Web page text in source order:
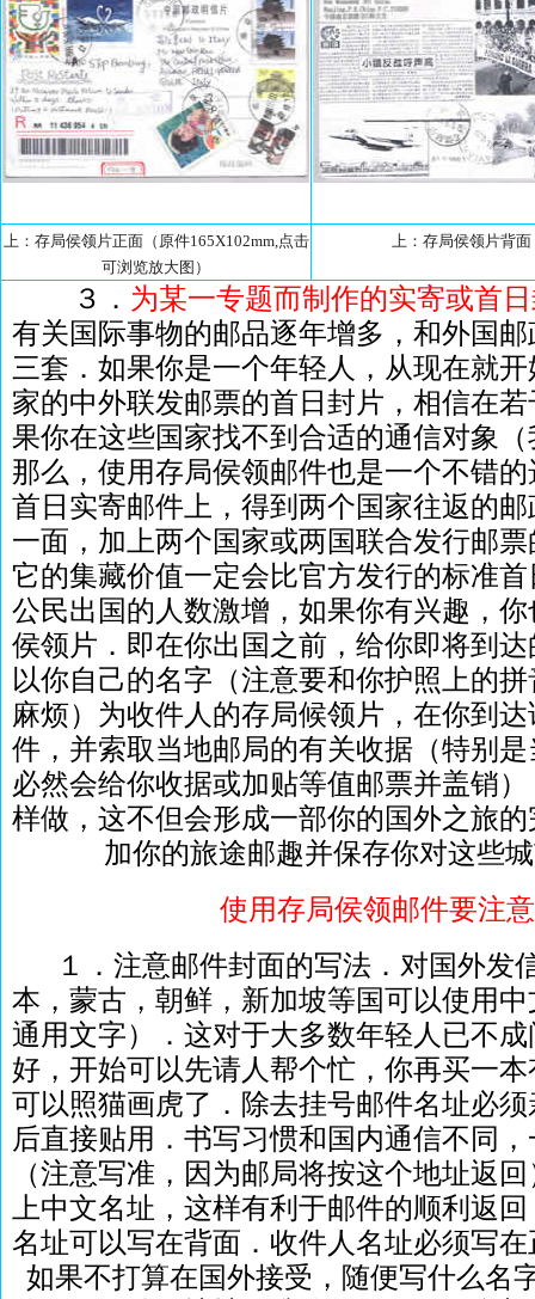
上：存局侯领片正面（原件165X102mm,点击
可浏览放大图）
上：存局侯领片背面
３． 为某一专题而制作的实寄或首
有关国际事物的邮品逐年增多，和外国
三套．如果你是一个年轻人，从现在就
家的中外联发邮票的首日封片，相信在
果你在这些国家找不到合适的通信对象
那么，使用存局侯领邮件也是一个不错
首日实寄邮件上，得到两个国家往返的
一面，加上两个国家或两国联合发行邮
它的集藏价值一定会比官方发行的标准
公民出国的人数激增，如果你有兴趣，
侯领片．即在你出国之前，给你即将到
以你自己的名字（注意要和你护照上的
麻烦）为收件人的存局候领片，在你到
件，并索取当地邮局的有关收据（特别
必然会给你收据或加贴等值邮票并盖销
样做，这不但会形成一部你的国外之旅
加你的旅途邮趣并保存你对这些
使用存局侯领邮件要注
１．注意邮件封面的写法．对国外发
本，蒙古，朝鲜，新加坡等国可以使用
通用文字）．这对于大多数年轻人已不
好，开始可以先请人帮个忙，你再买一
可以照猫画虎了．除去挂号邮件名址必
后直接贴用．书写习惯和国内通信不同
（注意写准，因为邮局将按这个地址返
上中文名址，这样有利于邮件的顺利返
名址可以写在背面．收件人名址必须写
如果不打算在国外接受，随便写什么名